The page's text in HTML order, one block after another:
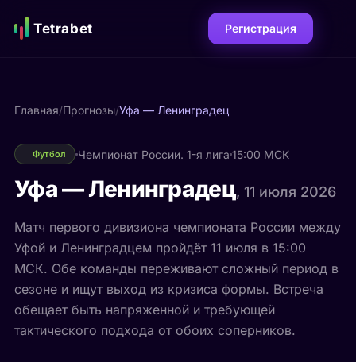
Tetrabet Регистрация
Главная/Прогнозы/Уфа — Ленинградец
Футбол Чемпионат России. 1-я лига 15:00 МСК
Уфа — Ленинградец, 11 июля 2026
Матч первого дивизиона чемпионата России между
Уфой и Ленинградцем пройдёт 11 июля в 15:00
МСК. Обе команды переживают сложный период в
сезоне и ищут выход из кризиса формы. Встреча
обещает быть напряженной и требующей
тактического подхода от обоих соперников.